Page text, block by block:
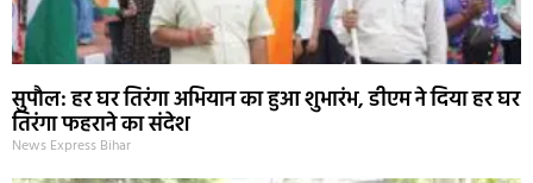
सुपौल: हर घर तिरंगा अभियान का हुआ शुभारंभ, डीएम ने दिया हर घर
तिरंगा फहराने का संदेश
News Express Bihar